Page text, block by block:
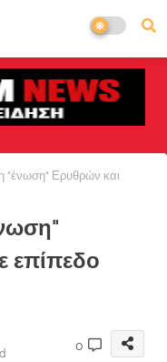
"ένωση" Ερυθρών και
επίπεδο
0